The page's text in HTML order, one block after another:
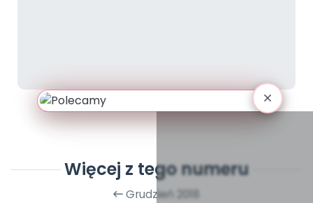
Więcej z tego numeru
Grudzień 2018